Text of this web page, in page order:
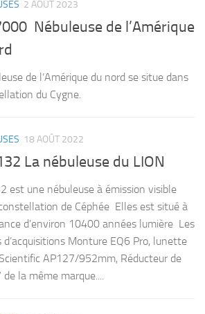
2 AOÛT 2023
Nébuleuse de l’Amérique
de l’Amérique du nord se situe dans
du Cygne.
18 AOÛT 2022
La nébuleuse du LION
est une nébuleuse à émission visible
de Céphée Elles est situé à
d’environ 10400 années lumière Les
d’acquisitions Monture EQ6 Pro, lunette
AP127/952mm, Réducteur de
la même marque....